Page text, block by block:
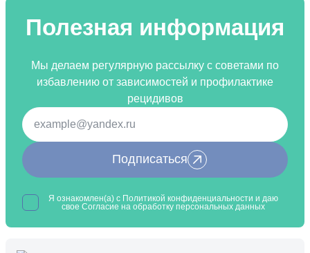
Полезная информация
Мы делаем регулярную рассылку с советами по
избавлению от зависимостей и профилактике
рецидивов
Подписаться
Я ознакомлен(а) с Политикой конфиденциальности и даю
свое Согласие на обработку персональных данных